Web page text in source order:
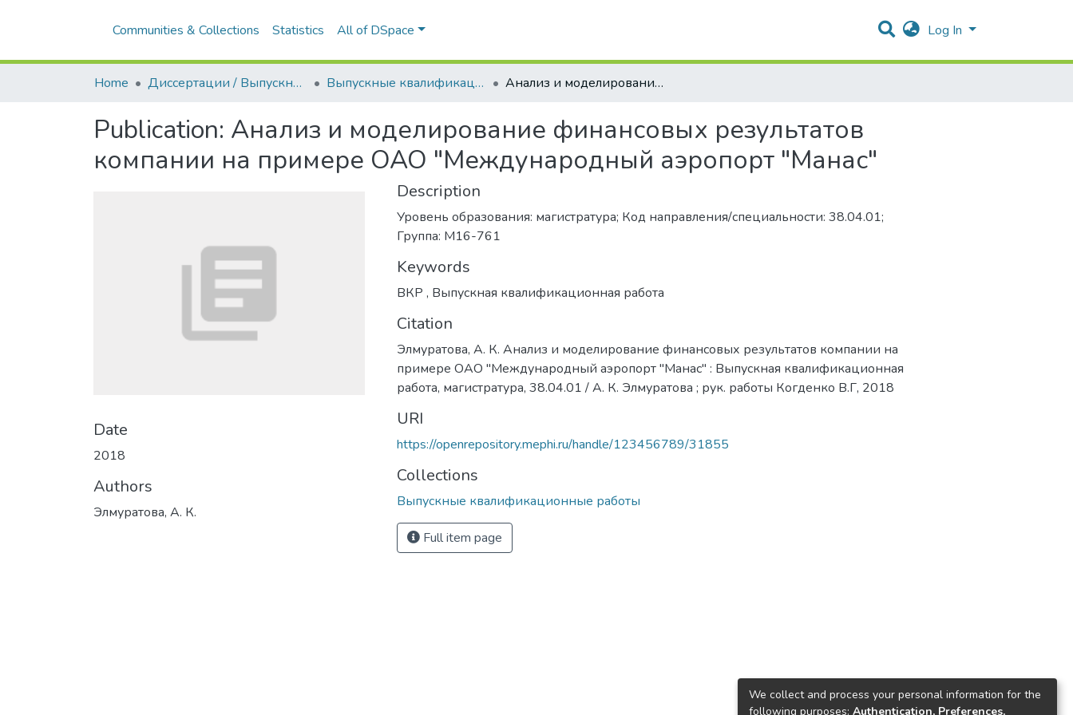
Communities & Collections Statistics All of DSpace Log In
Home Диссертации / Выпускные квалификационные работы Выпускные квалификационные работы Анализ и моделирование финансовых результатов компании на примере ОАО "Международный аэропорт "Манас"
Publication: Анализ и моделирование финансовых результатов
компании на примере ОАО "Международный аэропорт "Манас"
Date
2018
Authors
Элмуратова, А. К.
Description
Уровень образования: магистратура; Код направления/специальности: 38.04.01;
Группа: М16-761
Keywords
ВКР , Выпускная квалификационная работа
Citation
Элмуратова, А. К. Анализ и моделирование финансовых результатов компании на
примере ОАО "Международный аэропорт "Манас" : Выпускная квалификационная
работа, магистратура, 38.04.01 / А. К. Элмуратова ; рук. работы Когденко В.Г, 2018
URI
https://openrepository.mephi.ru/handle/123456789/31855
Collections
Выпускные квалификационные работы
Full item page
We collect and process your personal information for the
following purposes: Authentication, Preferences,